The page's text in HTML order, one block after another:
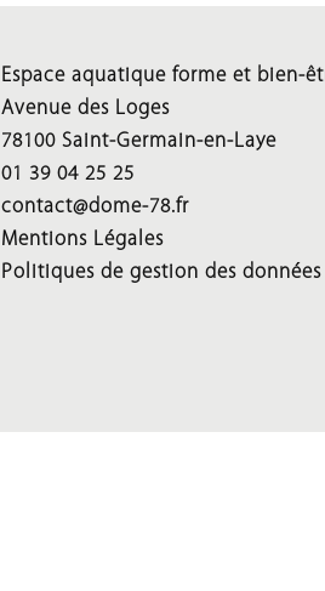
Espace aquatique forme et bien-
Avenue des Loges
78100 Saint-Germain-en-Laye
01 39 04 25 25
contact@dome-78.fr
Mentions Légales
Politiques de gestion des données